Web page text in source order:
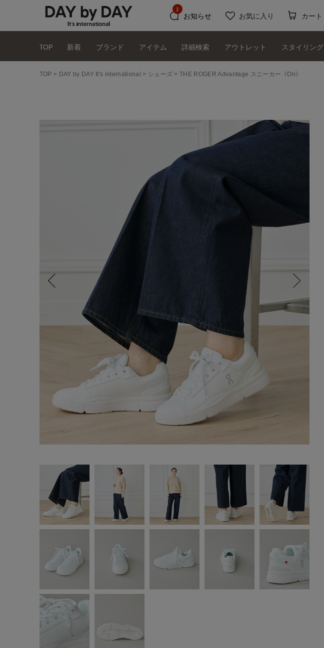
お知らせ
2
お気に入り カート
TOP 新着 ブランド アイテム 詳細検索 アウトレット スタイリング
TOP DAY by DAY It's international シューズ THE ROGER Advantage スニーカー《On》